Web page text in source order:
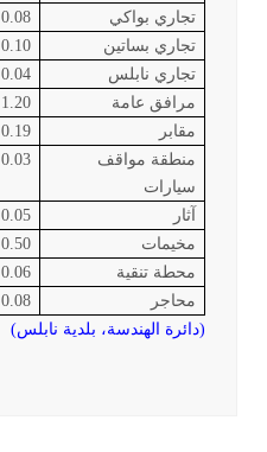
تجاري بواكي
0.08
تجاري بساتين
0.10
تجاري نابلس
0.04
مرافق عامة
1.20
مقابر
0.19
منطقة مواقف
سيارات
0.03
آثار 0.05
مخيمات
0.50
محطة تنقية
0.06
محاجر
0.08
(دائرة الهندسة، بلدية نابلس)